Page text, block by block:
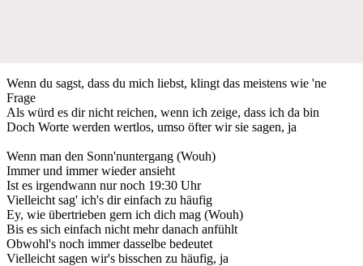
Wenn du sagst, dass du mich liebst, klingt das meistens wie 'ne
Frage
Als würd es dir nicht reichen, wenn ich zeige, dass ich da bin
Doch Worte werden wertlos, umso öfter wir sie sagen, ja
Wenn man den Sonn'nuntergang (Wouh)
Immer und immer wieder ansieht
Ist es irgendwann nur noch 19:30 Uhr
Vielleicht sag' ich's dir einfach zu häufig
Ey, wie übertrieben gern ich dich mag (Wouh)
Bis es sich einfach nicht mehr danach anfühlt
Obwohl's noch immer dasselbe bedeutet
Vielleicht sagen wir's bisschen zu häufig, ja